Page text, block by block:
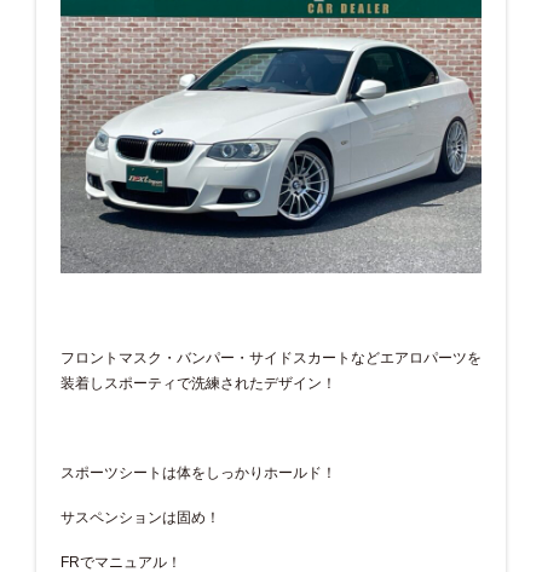
フロントマスク・バンパー・サイドスカートなどエアロパーツを
装着しスポーティで洗練されたデザイン！
スポーツシートは体をしっかりホールド！
サスペンションは固め！
FRでマニュアル！